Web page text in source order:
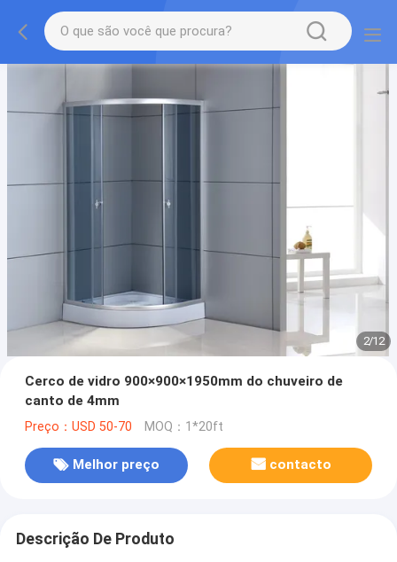
2/12
Cerco de vidro 900×900×1950mm do chuveiro de
canto de 4mm
Preço：USD 50-70 MOQ：1*20ft
Melhor preço contacto
Descrição De Produto